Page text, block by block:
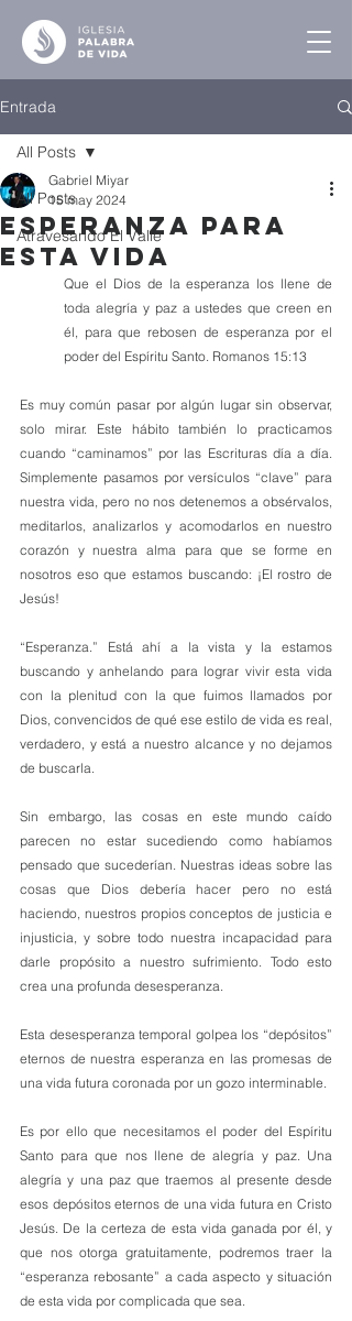
Entrada
All Posts
Atravesando El Valle
All Posts
Esperanza para
esta Vida
Gabriel Miyar
15 may 2024
Que el Dios de la esperanza los llene de
toda alegría y paz a ustedes que creen en
él, para que rebosen de esperanza por el
poder del Espíritu Santo. Romanos 15:13
Es muy común pasar por algún lugar sin observar,
solo mirar. Este hábito también lo practicamos
cuando “caminamos” por las Escrituras día a día.
Simplemente pasamos por versículos “clave” para
nuestra vida, pero no nos detenemos a obsérvalos,
meditarlos, analizarlos y acomodarlos en nuestro
corazón y nuestra alma para que se forme en
nosotros eso que estamos buscando: ¡El rostro de
Jesús!
“Esperanza.” Está ahí a la vista y la estamos
buscando y anhelando para lograr vivir esta vida
con la plenitud con la que fuimos llamados por
Dios, convencidos de qué ese estilo de vida es real,
verdadero, y está a nuestro alcance y no dejamos
de buscarla.
Sin embargo, las cosas en este mundo caído
parecen no estar sucediendo como habíamos
pensado que sucederían. Nuestras ideas sobre las
cosas que Dios debería hacer pero no está
haciendo, nuestros propios conceptos de justicia e
injusticia, y sobre todo nuestra incapacidad para
darle propósito a nuestro sufrimiento. Todo esto
crea una profunda desesperanza.
Esta desesperanza temporal golpea los “depósitos”
eternos de nuestra esperanza en las promesas de
una vida futura coronada por un gozo interminable.
Es por ello que necesitamos el poder del Espíritu
Santo para que nos llene de alegría y paz. Una
alegría y una paz que traemos al presente desde
esos depósitos eternos de una vida futura en Cristo
Jesús. De la certeza de esta vida ganada por él, y
que nos otorga gratuitamente, podremos traer la
“esperanza rebosante” a cada aspecto y situación
de esta vida por complicada que sea.